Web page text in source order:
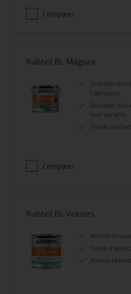
Comparer
Rubbol BL Magura
Grande
l'abrasion
Résultat très
mat durable
Tendu parfait
Comparer
Rubbol BL Velours
Bonne
Facile
Bonne